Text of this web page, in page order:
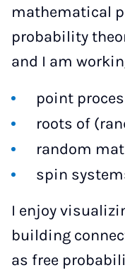
mathematical
probability
and I am
point
roots of
random
spin
I enjoy
building
as free